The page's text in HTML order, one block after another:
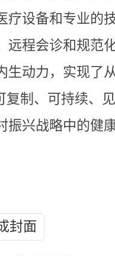
疗设备和专业的
远程会诊和规范
生动力，实现了
复制、可持续、
振兴战略中的健
封面